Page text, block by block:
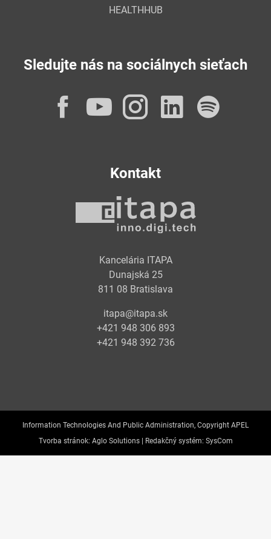
HEALTHHUB
Sledujte nás na sociálnych sieťach
Facebook
YouTube
Instagram
Kontakt
Kancelária ITAPA
Dunajská 25
811 08 Bratislava
itapa@itapa.sk
+421 948 306 893
+421 948 392 736
Information Technologies And Public Administration, Copyright APEL
Tvorba stránok: Aglo Solutions | Redakčný systém: SysCom